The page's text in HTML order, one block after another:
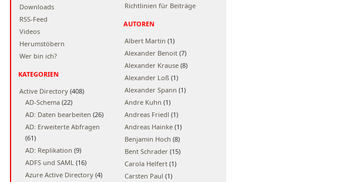
Downloads
RSS-Feed
Videos
Herumstöbern
Wer bin ich?
KATEGORIEN
Active Directory (408)
AD-Schema (22)
AD: Daten bearbeiten (26)
AD: Erweiterte Abfragen
(61)
AD: Replikation (9)
ADFS und SAML (16)
Azure Active Directory (4)
Richtlinien für Beiträge
AUTOREN
Albert Martin (1)
Alexander Benoit (7)
Alexander Krause (8)
Alexander Loß (1)
Alexander Spann (1)
Andre Kuhn (1)
Andreas Friedl (1)
Andreas Hainke (1)
Benjamin Hoch (8)
Bent Schrader (15)
Carola Helfert (1)
Carsten Paul (1)